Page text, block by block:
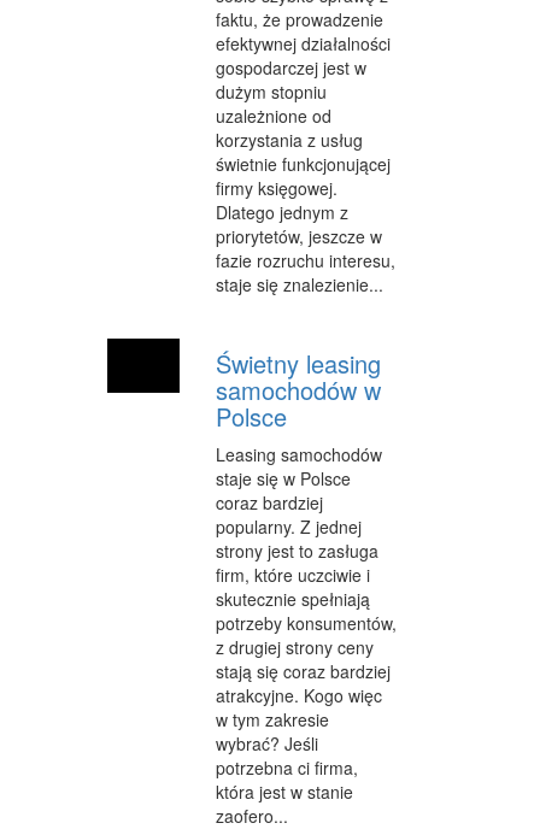
faktu, że prowadzenie
efektywnej działalności
gospodarczej jest w
dużym stopniu
uzależnione od
korzystania z usług
świetnie funkcjonującej
firmy księgowej.
Dlatego jednym z
priorytetów, jeszcze w
fazie rozruchu interesu,
staje się znalezienie...
Świetny leasing
samochodów w
Polsce
Leasing samochodów
staje się w Polsce
coraz bardziej
popularny. Z jednej
strony jest to zasługa
firm, które uczciwie i
skutecznie spełniają
potrzeby konsumentów,
z drugiej strony ceny
stają się coraz bardziej
atrakcyjne. Kogo więc
w tym zakresie
wybrać? Jeśli
potrzebna ci firma,
która jest w stanie
zaofero...